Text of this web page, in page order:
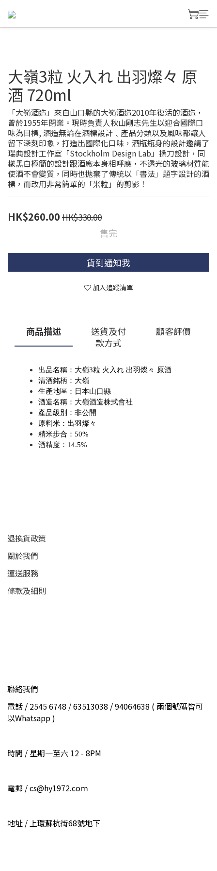
大嶺3粒 火入れ 出羽燦々 原
酒 720ml
「大嶺酒造」來自山口縣的大嶺酒造2010年復活的酒造，
曾於1955年閉業。現時負責人秋山剛志先生以迎合國際口
味為目標, 酒造無論在酒標設計﹑產品分類以及風味都讓人
留下深刻印象，打造出國際化口味，酒瓶瓶身的設計邀請了
瑞典設計工作室「Stockholm Design Lab」操刀設計，同
樣黑白極簡的設計跟酒廠本身相呼應，不透光的玻璃材質能
使酒不會變質，同時也拋棄了傳統以「書法」題字設計的酒
標，而改用非常簡單的「米粒」的剪影！
HK$260.00 HK$330.00
售完
貨到通知我
加入追蹤清單
商品描述
送貨及付
款方式
顧客評價
出品名稱：大嶺3粒 火入れ 出羽燦々 原酒
清酒銘柄：大嶺
生產地區：日本山口縣
酒造名稱：大嶺酒造株式會社
產品級別：非公開
原料米：出羽燦々
精米步合：50%
酒精度：14.5%
退換貨政策
關於我們
運送服務
條款及細則
聯絡我們
電話 / 2545 6748 / 63513038 / 94064638 ( 兩個號碼皆可
以Whatsapp )
時間 / 星期一至六 12 - 8PM
電郵 / cs@hy1972.coｍ
地址 / 上環蘇杭街68號地下